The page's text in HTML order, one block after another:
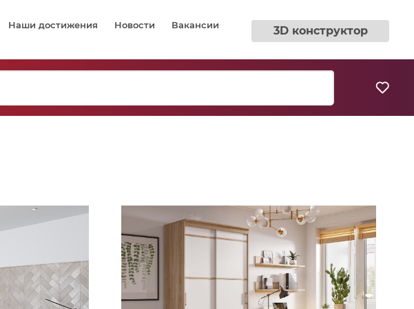
Наши достижения Новости
Вакансии
3D конструктор